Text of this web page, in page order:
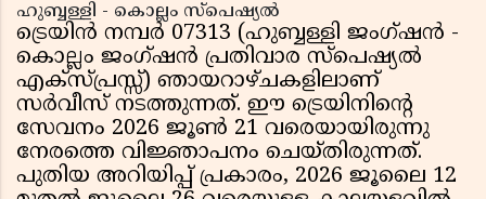
ഹുബ്ബള്ളി - കൊല്ലം സ്പെഷ്യൽ
ട്രെയിൻ നമ്പർ 07313 (ഹുബ്ബള്ളി ജംഗ്ഷൻ -
കൊല്ലം ജംഗ്ഷൻ പ്രതിവാര സ്പെഷ്യൽ
എക്സ്പ്രസ്സ്) ഞായറാഴ്ചകളിലാണ്
സർവീസ് നടത്തുന്നത്. ഈ ട്രെയിനിൻ്റെ
സേവനം 2026 ജൂൺ 21 വരെയായിരുന്നു
നേരത്തെ വിജ്ഞാപനം ചെയ്തിരുന്നത്.
പുതിയ അറിയിപ്പ് പ്രകാരം, 2026 ജൂലൈ 12